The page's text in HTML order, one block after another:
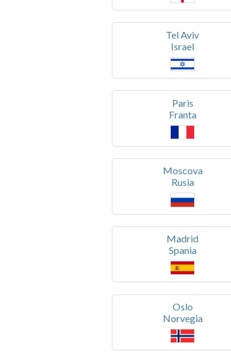
Tel Aviv
Israel
Paris
Franta
Moscova
Rusia
Madrid
Spania
Oslo
Norvegia